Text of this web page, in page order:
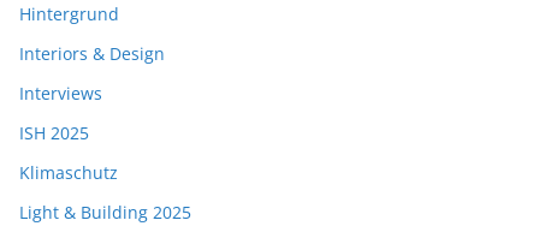
Hintergrund
Interiors & Design
Interviews
ISH 2025
Klimaschutz
Light & Building 2025